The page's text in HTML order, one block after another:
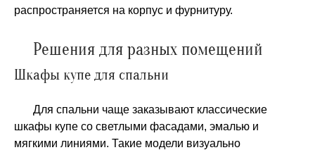
распространяется на корпус и фурнитуру.
Решения для разных помещений
Шкафы купе для спальни
Для спальни чаще заказывают классические
шкафы купе со светлыми фасадами, эмалью и
мягкими линиями. Такие модели визуально